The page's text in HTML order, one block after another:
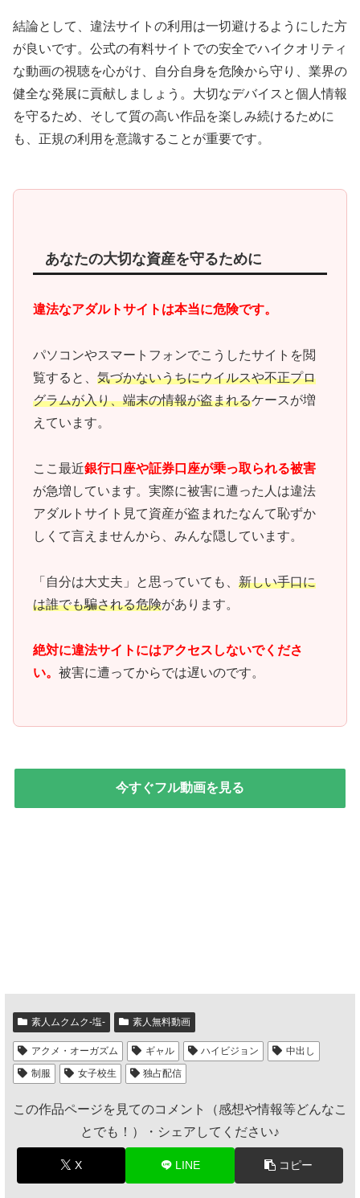
結論として、違法サイトの利用は一切避けるようにした方
が良いです。公式の有料サイトでの安全でハイクオリティ
な動画の視聴を心がけ、自分自身を危険から守り、業界の
健全な発展に貢献しましょう。大切なデバイスと個人情報
を守るため、そして質の高い作品を楽しみ続けるために
も、正規の利用を意識することが重要です。
あなたの大切な資産を守るために
違法なアダルトサイトは本当に危険です。
パソコンやスマートフォンでこうしたサイトを閲
覧すると、 気づかないうちにウイルスや不正プロ
グラムが入り、端末の情報が盗まれるケースが増
えています。
ここ最近銀行口座や証券口座が乗っ取られる被害
が急増しています。実際に被害に遭った人は違法
アダルトサイト見て資産が盗まれたなんて恥ずか
しくて言えませんから、みんな隠しています。
「自分は大丈夫」と思っていても、 新しい手口に
は誰でも騙される危険があります。
絶対に違法サイトにはアクセスしないでくださ
い。 被害に遭ってからでは遅いのです。
今すぐフル動画を見る
素人ムクムク-塩- 素人無料動画
アクメ・オーガズム ギャル ハイビジョン
中出し
制服
女子校生 独占配信
この作品ページを見てのコメント（感想や情報等どんなこ
とでも！）・シェアしてください♪
X LINE コピー